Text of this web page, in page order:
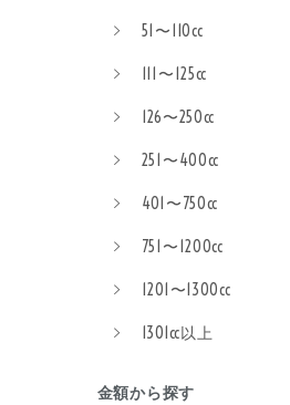
51〜110cc
111〜125cc
126〜250cc
251〜400cc
401〜750cc
751〜1200cc
1201〜1300cc
1301cc以上
金額から探す